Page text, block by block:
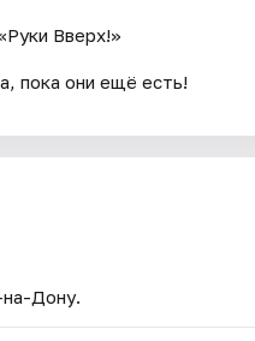
Вверх!»
пока они ещё есть!
Дону.